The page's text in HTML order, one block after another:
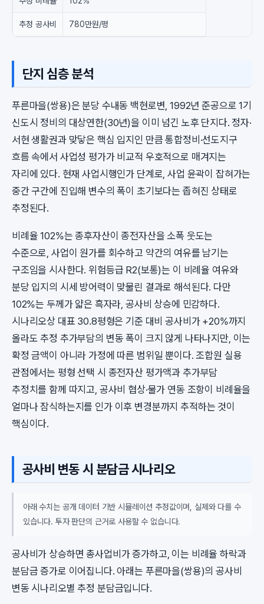
추정 공사비 780만원/평
단지 심층 분석
푸른마을(쌍용)은 분당 수내동 백현로변, 1992년 준공으로 1기
신도시 정비의 대상연한(30년)을 이미 넘긴 노후 단지다. 정자·
서현 생활권과 맞닿은 핵심 입지인 만큼 통합정비·선도지구
흐름 속에서 사업성 평가가 비교적 우호적으로 매겨지는
자리에 있다. 현재 사업시행인가 단계로, 사업 윤곽이 잡혀가는
중간 구간에 진입해 변수의 폭이 초기보다는 좁혀진 상태로
추정된다.
비례율 102%는 종후자산이 종전자산을 소폭 웃도는
수준으로, 사업이 원가를 회수하고 약간의 여유를 남기는
구조임을 시사한다. 위험등급 R2(보통)는 이 비례율 여유와
분당 입지의 시세 방어력이 맞물린 결과로 해석된다. 다만
102%는 두께가 얇은 흑자라, 공사비 상승에 민감하다.
시나리오상 대표 30.8평형은 기준 대비 공사비가 +20%까지
올라도 추정 추가부담의 변동 폭이 크지 않게 나타나지만, 이는
확정 금액이 아니라 가정에 따른 범위일 뿐이다. 조합원 실용
관점에서는 평형 선택 시 종전자산 평가액과 추가부담
추정치를 함께 따지고, 공사비 협상·물가 연동 조항이 비례율을
얼마나 잠식하는지를 인가 이후 변경분까지 추적하는 것이
핵심이다.
공사비 변동 시 분담금 시나리오
아래 수치는 공개 데이터 기반 시뮬레이션 추정값이며, 실제와 다를 수
있습니다. 투자 판단의 근거로 사용할 수 없습니다.
공사비가 상승하면 총사업비가 증가하고, 이는 비례율 하락과
분담금 증가로 이어집니다. 아래는 푸른마을(쌍용)의 공사비
변동 시나리오별 추정 분담금입니다.